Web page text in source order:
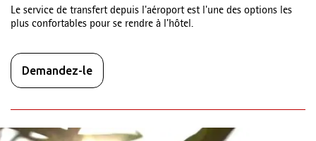
Le service de transfert depuis l'aéroport est l'une des options les
plus confortables pour se rendre à l'hôtel.
Demandez-le